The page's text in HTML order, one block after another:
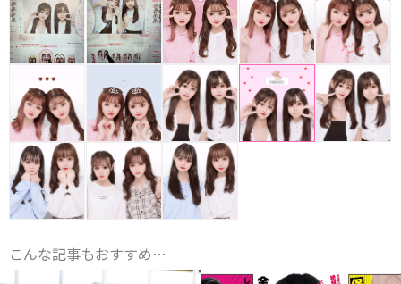
こんな記事もおすすめ…